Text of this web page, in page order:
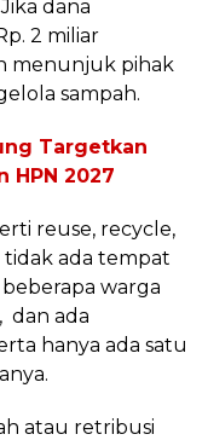
dana
2 miliar
menunjuk pihak
sampah.
Targetkan
HPN 2027
reuse, recycle,
tidak ada tempat
warga
dan ada
hanya ada satu
atau retribusi